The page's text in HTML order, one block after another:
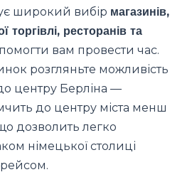
широкий вибір магазинів,
торгівлі, ресторанів та
вам провести час.
розгляньте можливість
центру Берліна —
до центру міста менш
дозволить легко
німецької столиці